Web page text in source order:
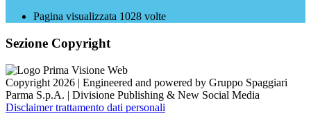
Pagina visualizzata 1028 volte
Sezione Copyright
Copyright 2026 | Engineered and powered by Gruppo Spaggiari
Parma S.p.A. | Divisione Publishing & New Social Media
Disclaimer trattamento dati personali